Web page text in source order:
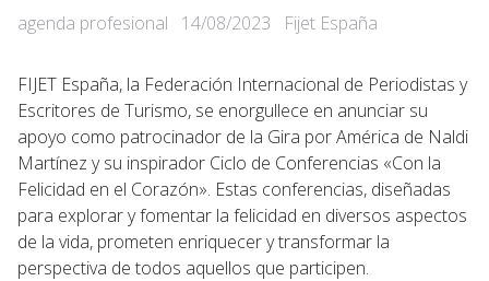
Categories
agenda profesional
Posted
14/08/2023 Fijet España
FIJET España, la Federación Internacional de Periodistas y
Escritores de Turismo, se enorgullece en anunciar su
apoyo como patrocinador de la Gira por América de Naldi
Martínez y su inspirador Ciclo de Conferencias «Con la
Felicidad en el Corazón». Estas conferencias, diseñadas
para explorar y fomentar la felicidad en diversos aspectos
de la vida, prometen enriquecer y transformar la
perspectiva de todos aquellos que participen.